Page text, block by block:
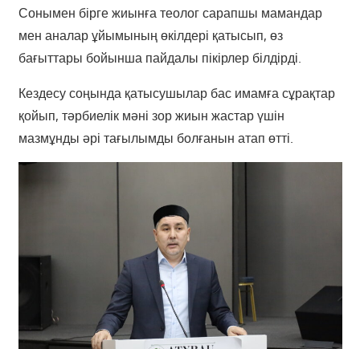
Сонымен бірге жиынға теолог сарапшы мамандар
мен аналар ұйымының өкілдері қатысып, өз
бағыттары бойынша пайдалы пікірлер білдірді.
Кездесу соңында қатысушылар бас имамға сұрақтар
қойып, тәрбиелік мәні зор жиын жастар үшін
мазмұнды әрі тағылымды болғанын атап өтті.